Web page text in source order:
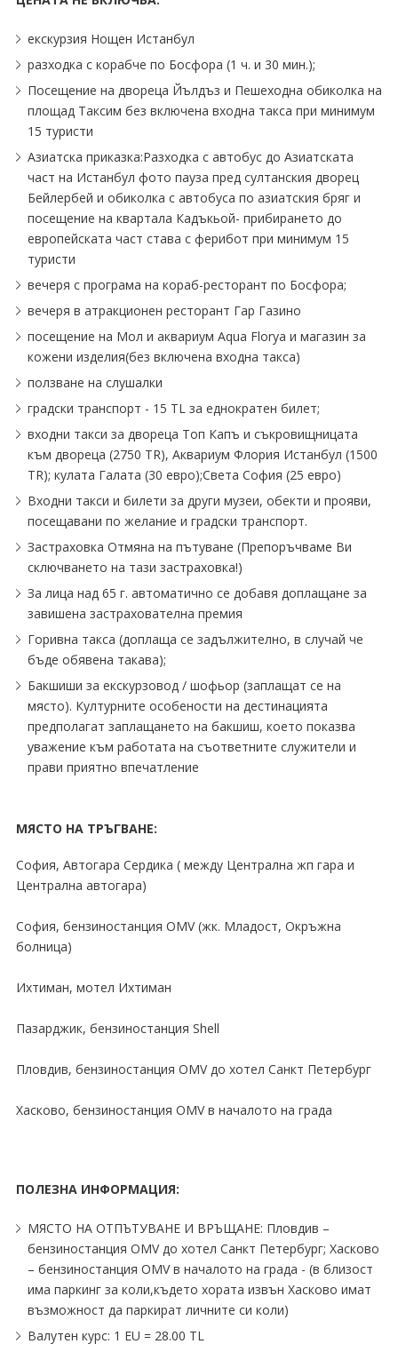
екскурзия Нощен Истанбул
разходка с корабче по Босфора (1 ч. и 30 мин.);
Посещение на двореца Йълдъз и Пешеходна обиколка на
площад Таксим без включена входна такса при минимум
15 туристи
Азиатска приказка:Разходка с автобус до Азиатската
част на Истанбул фото пауза пред султанския дворец
Бейлербей и обиколка с автобуса по азиатския бряг и
посещение на квартала Кадъкьой- прибирането до
европейската част става с ферибот при минимум 15
туристи
вечеря с програма на кораб-ресторант по Босфора;
вечеря в атракционен ресторант Гар Газино
посещение на Мол и аквариум Aqua Florya и магазин за
кожени изделия(без включена входна такса)
ползване на слушалки
градски транспорт - 15 TL за еднократен билет;
входни такси за двореца Топ Капъ и съкровищницата
към двореца (2750 TR), Аквариум Флория Истанбул (1500
TR); кулата Галата (30 евро);Света София (25 евро)
Входни такси и билети за други музеи, обекти и прояви,
посещавани по желание и градски транспорт.
Застраховка Отмяна на пътуване (Препоръчваме Ви
сключването на тази застраховка!)
За лица над 65 г. автоматично се добавя доплащане за
завишена застрахователна премия
Горивна такса (доплаща се задължително, в случай че
бъде обявена такава);
Бакшиши за екскурзовод ∕ шофьор (заплащат се на
място). Културните особености на дестинацията
предполагат заплащането на бакшиш, което показва
уважение към работата на съответните служители и
прави приятно впечатление
МЯСТО НА ТРЪГВАНЕ:
София, Автогара Сердика ( между Централна жп гара и
Централна автогара)
София, бензиностанция OMV (жк. Младост, Окръжна
болница)
Ихтиман, мотел Ихтиман
Пазарджик, бензиностанция Shell
Пловдив, бензиностанция OMV до хотел Санкт Петербург
Хасково, бензиностанция OMV в началото на града
ПОЛЕЗНА ИНФОРМАЦИЯ:
МЯСТО НА ОТПЪТУВАНЕ И ВРЪЩАНЕ: Пловдив –
бензиностанция OMV до хотел Санкт Петербург; Хасково
– бензиностанция OMV в началото на града - (в близост
има паркинг за коли,където хората извън Хасково имат
възможност да паркират личните си коли)
Валутeн курс: 1 EU = 28.00 TL